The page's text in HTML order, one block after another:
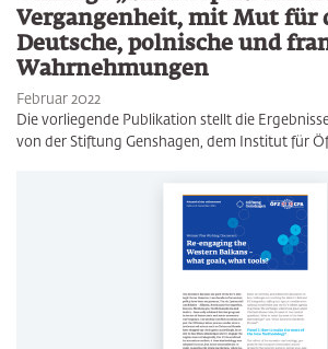
Vergangenheit, mit Mut für
Deutsche, polnische und
Wahrnehmungen
Februar 2022
Die vorliegende Publikation stellt die
von der Stiftung Genshagen, dem Institut für